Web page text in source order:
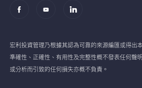
宏利投資管理乃根據其認為可靠的來源編匯或得出
準確性、正確性、有用性及完整性概不發表任何聲
或分析而引致的任何損失亦概不負責。